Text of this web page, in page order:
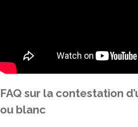
FAQ sur la contestation
ou blanc